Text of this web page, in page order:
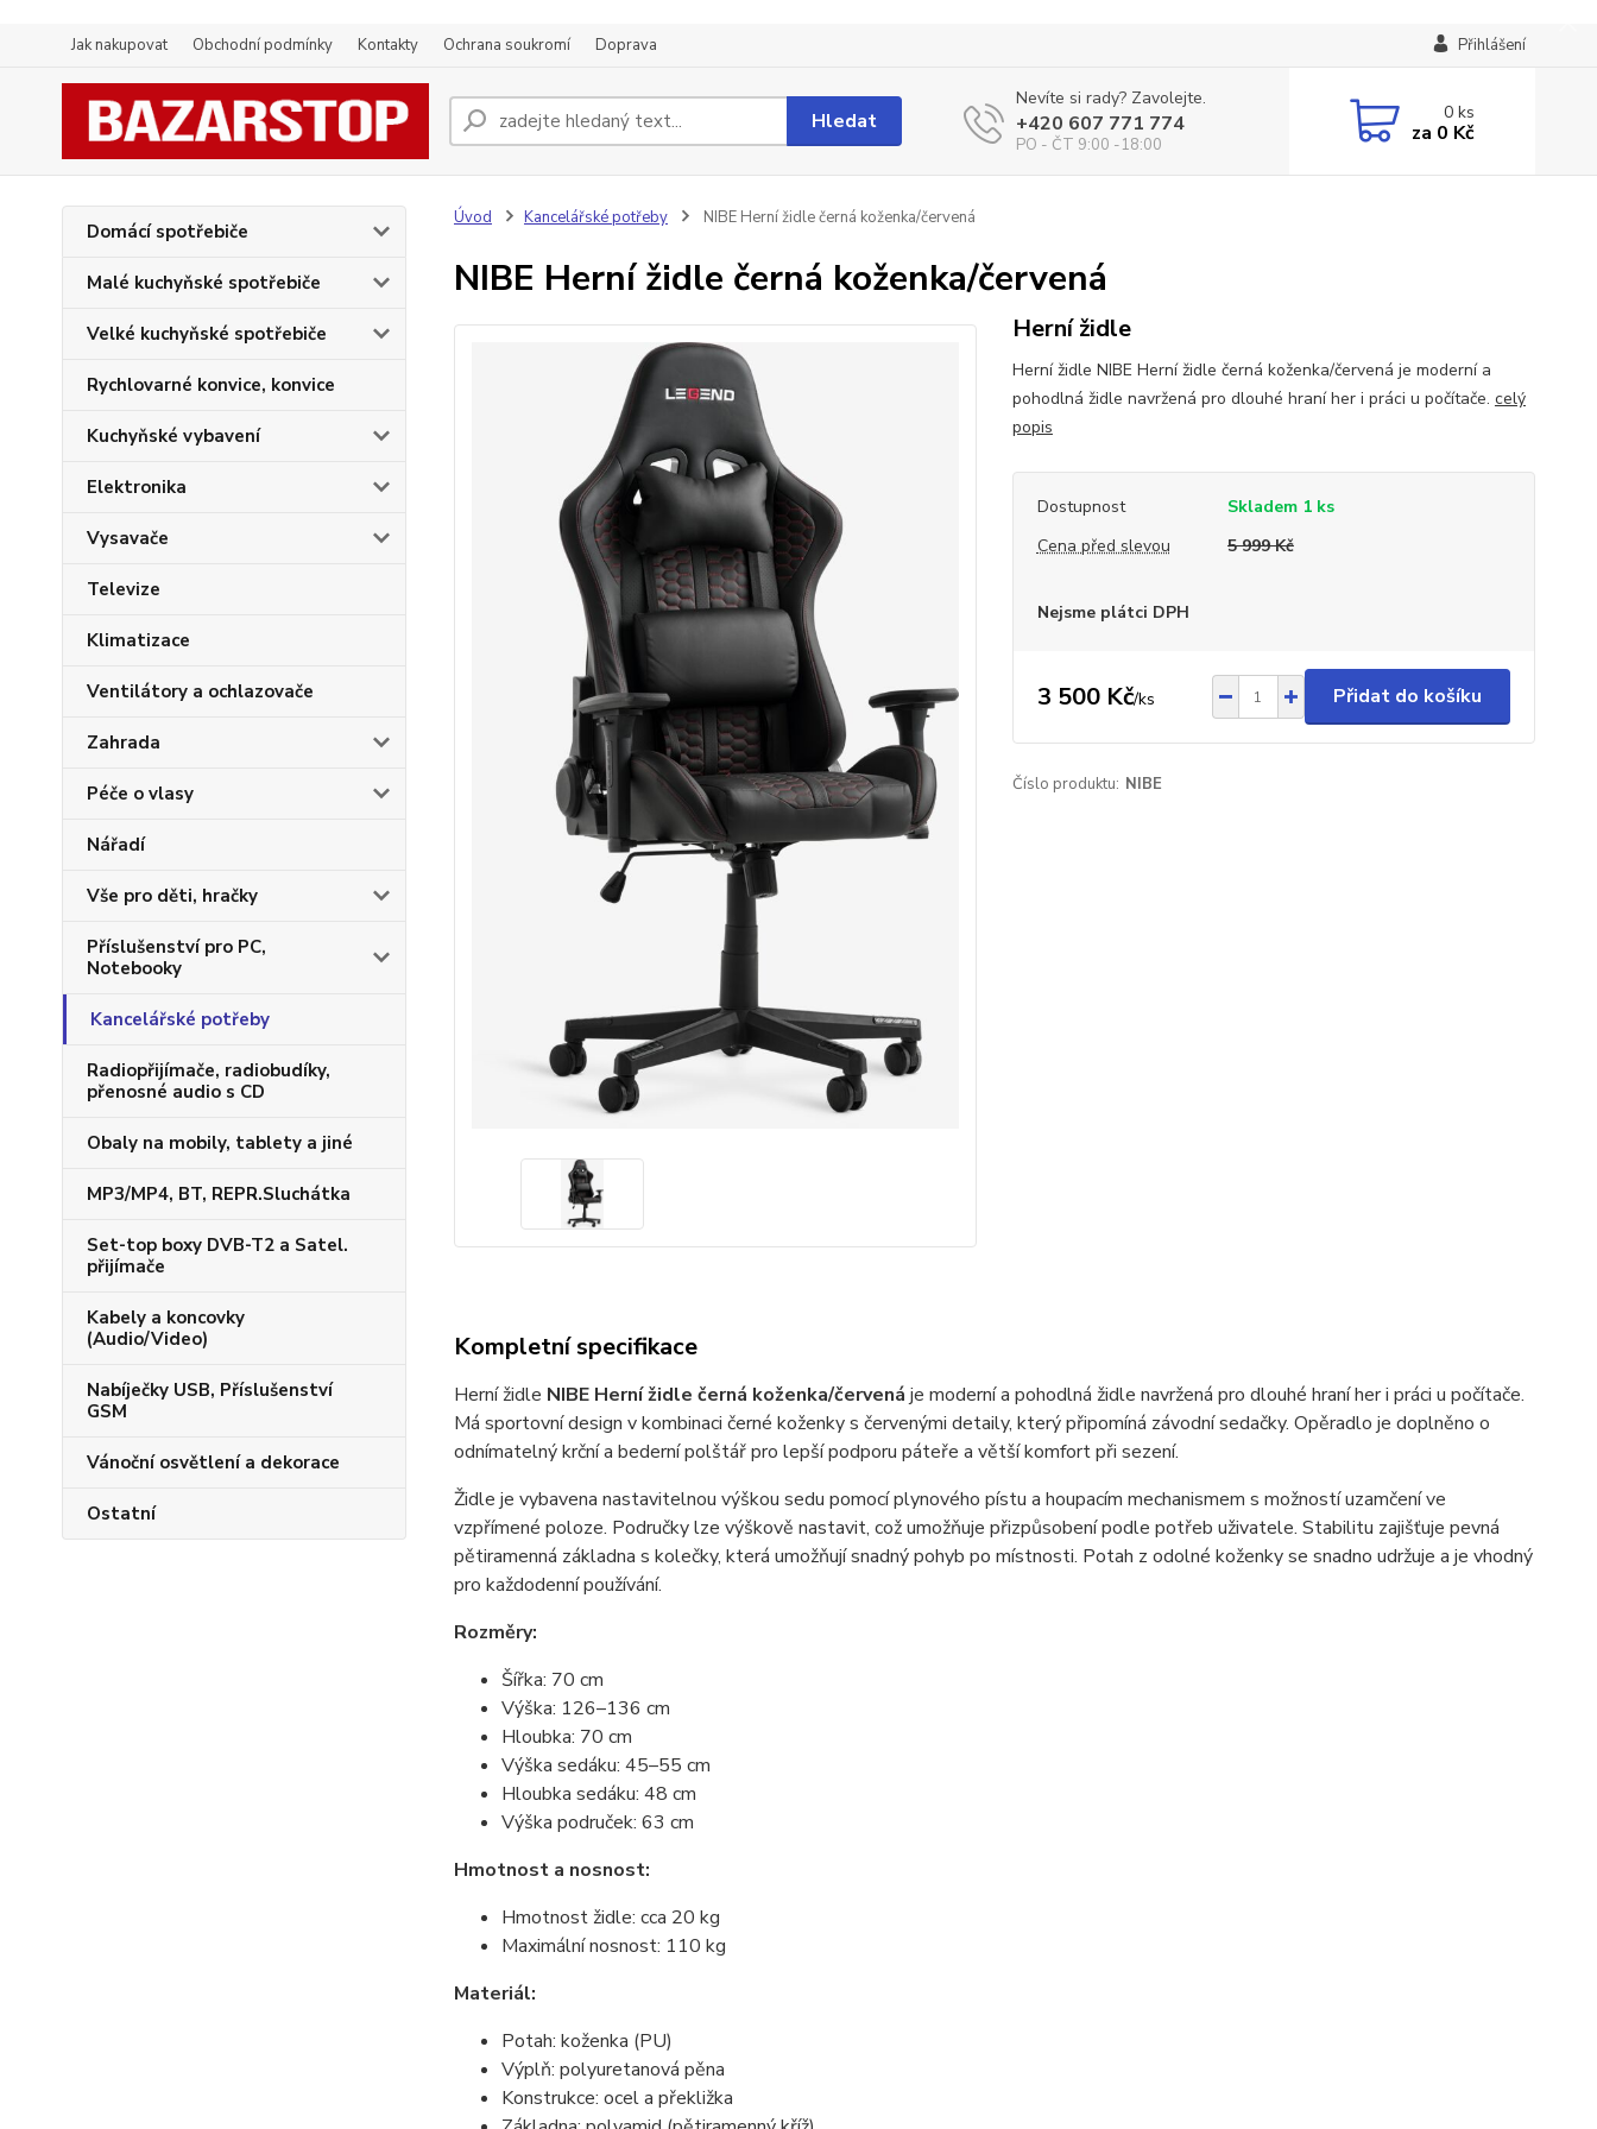
Jak nakupovat Obchodní podmínky Kontakty Ochrana soukromí Doprava Přihlášení
Hledat
Nevíte si rady? Zavolejte.
+420 607 771 774
PO - ČT 9:00 -18:00
0ks
za 0 Kč
Domácí spotřebiče
Malé kuchyňské spotřebiče
Velké kuchyňské spotřebiče
Rychlovarné konvice, konvice
Kuchyňské vybavení
Elektronika
Vysavače
Televize
Klimatizace
Ventilátory a ochlazovače
Zahrada
Péče o vlasy
Nářadí
Vše pro děti, hračky
Příslušenství pro PC,
Notebooky
Kancelářské potřeby
Radiopřijímače, radiobudíky,
přenosné audio s CD
Obaly na mobily, tablety a jiné
MP3/MP4, BT, REPR.Sluchátka
Set-top boxy DVB-T2 a Satel.
přijímače
Kabely a koncovky
(Audio/Video)
Nabíječky USB, Příslušenství
GSM
Vánoční osvětlení a dekorace
Ostatní
Úvod Kancelářské potřeby NIBE Herní židle černá koženka/červená
NIBE Herní židle černá koženka/červená
Herní židle
Herní židle NIBE Herní židle černá koženka/červená je moderní a
pohodlná židle navržená pro dlouhé hraní her i práci u počítače. celý
popis
Dostupnost
Skladem 1 ks
Cena před slevou
5 999 Kč
Nejsme plátci DPH
3 500 Kč/ks Přidat do košíku
Číslo produktu: NIBE
Kompletní specifikace
Herní židle NIBE Herní židle černá koženka/červená je moderní a pohodlná židle navržená pro dlouhé hraní her i práci u počítače.
Má sportovní design v kombinaci černé koženky s červenými detaily, který připomíná závodní sedačky. Opěradlo je doplněno o
odnímatelný krční a bederní polštář pro lepší podporu páteře a větší komfort při sezení.
Židle je vybavena nastavitelnou výškou sedu pomocí plynového pístu a houpacím mechanismem s možností uzamčení ve
vzpřímené poloze. Područky lze výškově nastavit, což umožňuje přizpůsobení podle potřeb uživatele. Stabilitu zajišťuje pevná
pětiramenná základna s kolečky, která umožňují snadný pohyb po místnosti. Potah z odolné koženky se snadno udržuje a je vhodný
pro každodenní používání.
Rozměry:
Šířka: 70 cm
Výška: 126–136 cm
Hloubka: 70 cm
Výška sedáku: 45–55 cm
Hloubka sedáku: 48 cm
Výška područek: 63 cm
Hmotnost a nosnost:
Hmotnost židle: cca 20 kg
Maximální nosnost: 110 kg
Materiál:
Potah: koženka (PU)
Výplň: polyuretanová pěna
Konstrukce: ocel a překližka